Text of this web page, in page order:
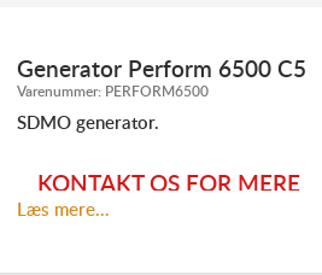
TLF. 70 23 20 07
Se SDMO hovedkatalog her
Generator Perform 6500 C5
Varenummer: PERFORM6500
SDMO generator.
KONTAKT OS FOR MERE
INFORMATION:
Læs mere...